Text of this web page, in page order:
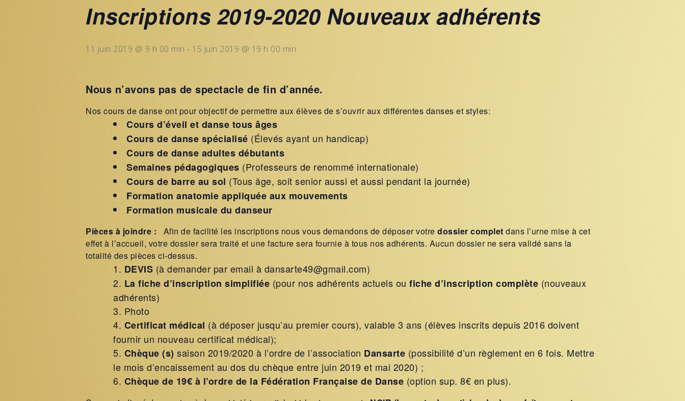
Inscriptions 2019-2020 Nouveaux adhérents
11 juin 2019 @ 9 h 00 min - 15 juin 2019 @ 19 h 00 min
Nous n’avons pas de spectacle de fin d’année.
Nos cours de danse ont pour objectif de permettre aux élèves de s’ouvrir aux différentes danses et styles:
Cours d’éveil et danse tous âges
Cours de danse spécialisé (Élevés ayant un handicap)
Cours de danse adultes débutants
Semaines pédagogiques (Professeurs de renommé internationale)
Cours de barre au sol (Tous âge, soit senior aussi et aussi pendant la journée)
Formation anatomie appliquée aux mouvements
Formation musicale du danseur
Pièces à joindre : Afin de facilité les inscriptions nous vous demandons de déposer votre dossier complet dans l’urne mise à cet
effet à l’accueil, votre dossier sera traité et une facture sera fournie à tous nos adhérents. Aucun dossier ne sera validé sans la
totalité des pièces ci-dessus.
DEVIS (à demander par email à dansarte49@gmail.com)
La fiche d’inscription simplifiée (pour nos adhérents actuels ou fiche d’inscription complète (nouveaux
adhérents)
Photo
Certificat médical (à déposer jusqu’au premier cours), valable 3 ans (élèves inscrits depuis 2016 doivent
fournir un nouveau certificat médical);
Chèque (s) saison 2019/2020 à l’ordre de l’association Dansarte (possibilité d’un règlement en 6 fois. Mettre
le mois d’encaissement au dos du chèque entre juin 2019 et mai 2020) ;
Chèque de 19€ à l’ordre de la Fédération Française de Danse (option sup. 8€ en plus).